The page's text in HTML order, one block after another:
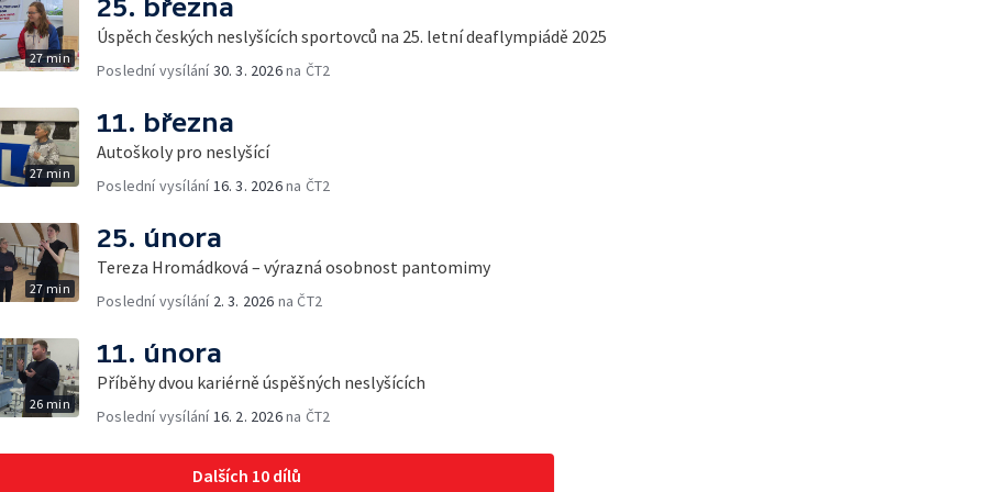
27 min
25. března
Úspěch českých neslyšících sportovců na 25. letní deaflympiádě 2025
Poslední vysílání30. 3. 2026na ČT2
27 min
11. března
Autoškoly pro neslyšící
Poslední vysílání 16. 3. 2026na ČT2
27 min
25. února
Tereza Hromádková – výrazná osobnost pantomimy
Poslední vysílání 2. 3. 2026 na ČT2
26 min
11. února
Příběhy dvou kariérně úspěšných neslyšících
Poslední vysílání 16. 2. 2026na ČT2
Dalších 10 dílů